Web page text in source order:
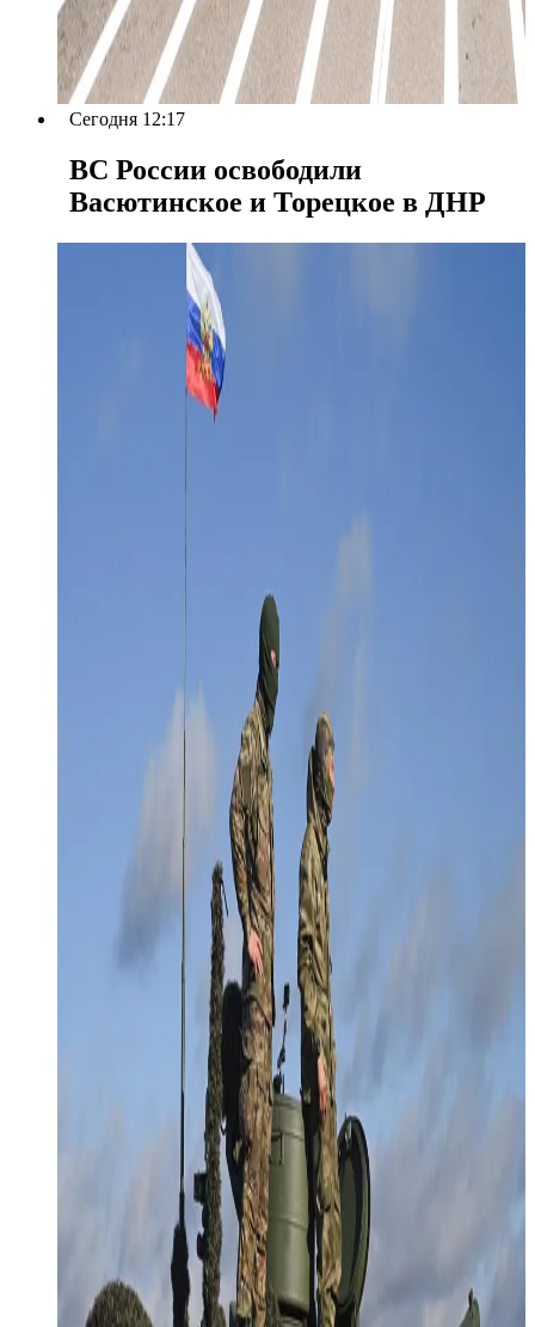
Сегодня 12:17
ВС России освободили
Васютинское и Торецкое в ДНР